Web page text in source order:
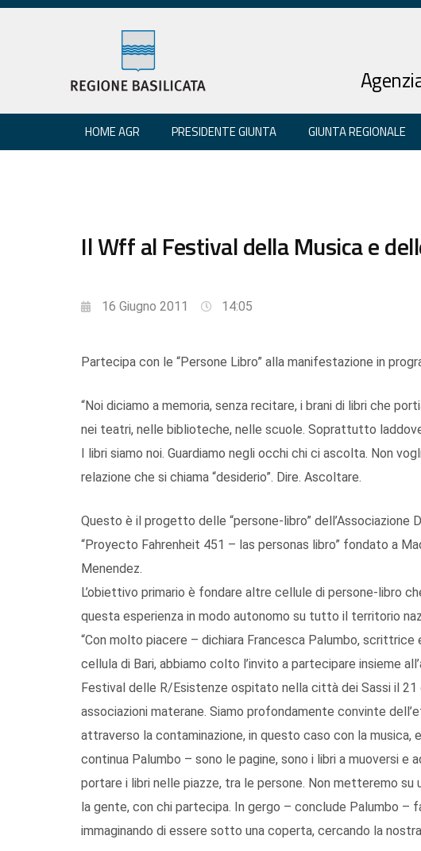
HOME AGR PRESIDENTE GIUNTA GIUNTA REGIONALE
Il Wff al Festival della Musica e
16 Giugno 2011 14:05
Partecipa con le “Persone Libro” alla manifestazione in
“Noi diciamo a memoria, senza recitare, i brani di libri che
nei teatri, nelle biblioteche, nelle scuole. Soprattutto
I libri siamo noi. Guardiamo negli occhi chi ci ascolta. Non
relazione che si chiama “desiderio”. Dire. Ascoltare.
Questo è il progetto delle “persone-libro” dell’Associazione
“Proyecto Fahrenheit 451 – las personas libro” fondato a
Menendez.
L’obiettivo primario è fondare altre cellule di persone-libro
questa esperienza in modo autonomo su tutto il territorio
“Con molto piacere – dichiara Francesca Palumbo,
cellula di Bari, abbiamo colto l’invito a partecipare insieme
Festival delle R/Esistenze ospitato nella città dei Sassi il 21
associazioni materane. Siamo profondamente convinte
attraverso la contaminazione, in questo caso con la musica,
continua Palumbo – sono le pagine, sono i libri a muoversi e
portare i libri nelle piazze, tra le persone. Non metteremo su
la gente, con chi partecipa. In gergo – conclude Palumbo –
immaginando di essere sotto una coperta, cercando la